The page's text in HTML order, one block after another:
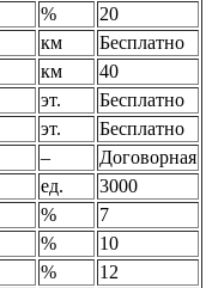
%
20
км
Бесплатно
км
40
эт.
Бесплатно
эт.
Бесплатно
–
Договорная
ед.
3000
%
7
%
10
%
12